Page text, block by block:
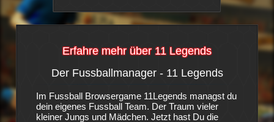
Erfahre mehr über 11 Legends
Der Fussballmanager - 11 Legends
Im Fussball Browsergame 11Legends managst du
dein eigenes Fussball Team. Der Traum vieler
kleiner Jungs und Mädchen. Jetzt hast Du die